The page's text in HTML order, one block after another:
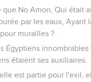
que No Amon, Qui était
par les eaux, Ayant
murailles ?
Égyptiens innombrables
étaient ses auxiliaires.
est partie pour l'exil,